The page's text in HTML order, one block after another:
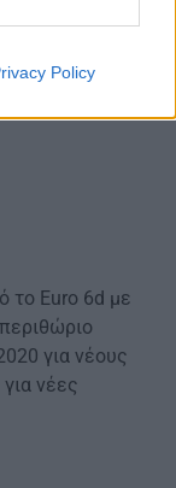
Policy
το Euro 6d με
για νέους
νέες